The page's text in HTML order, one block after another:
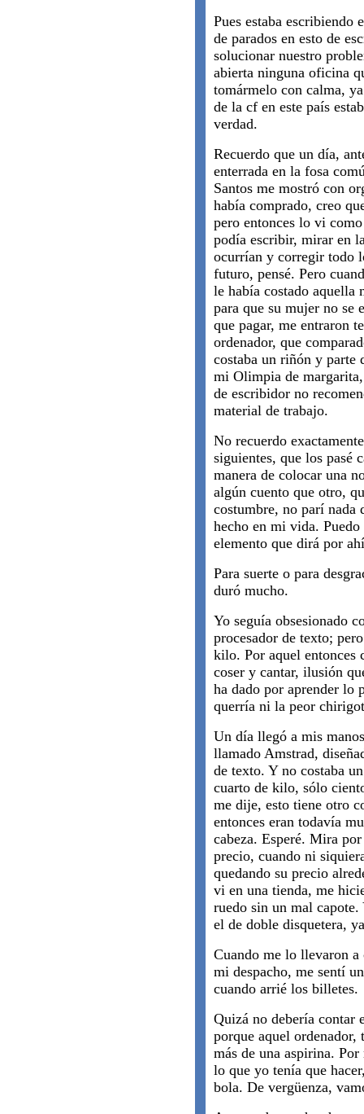
Pues estaba escribiendo
de parados en esto de
solucionar nuestro
abierta ninguna oficina
tomármelo con calma,
de la cf en este país
verdad.
Recuerdo que un día,
enterrada en la fosa
Santos me mostró con
había comprado, creo
pero entonces lo vi
podía escribir, mirar en
ocurrían y corregir todo
futuro, pensé. Pero
le había costado aquella
para que su mujer no se
que pagar, me entraron
ordenador, que
costaba un riñón y parte
mi Olimpia de
de escribidor no
material de trabajo.
No recuerdo
siguientes, que los pasé
manera de colocar una
algún cuento que otro,
costumbre, no parí nada
hecho en mi vida.
elemento que dirá por
Para suerte o para
duró mucho.
Yo seguía obsesionado
procesador de texto;
kilo. Por aquel entonces
coser y cantar, ilusión
ha dado por aprender lo
querría ni la peor
Un día llegó a mis
llamado Amstrad,
de texto. Y no costaba
cuarto de kilo, sólo
me dije, esto tiene otro
entonces eran todavía
cabeza. Esperé. Mira
precio, cuando ni
quedando su precio
vi en una tienda, me
ruedo sin un mal
el de doble disquetera,
Cuando me lo llevaron a
mi despacho, me sentí
cuando arrié los billetes.
Quizá no debería contar
porque aquel
más de una aspirina.
lo que yo tenía que
bola. De vergüenza,